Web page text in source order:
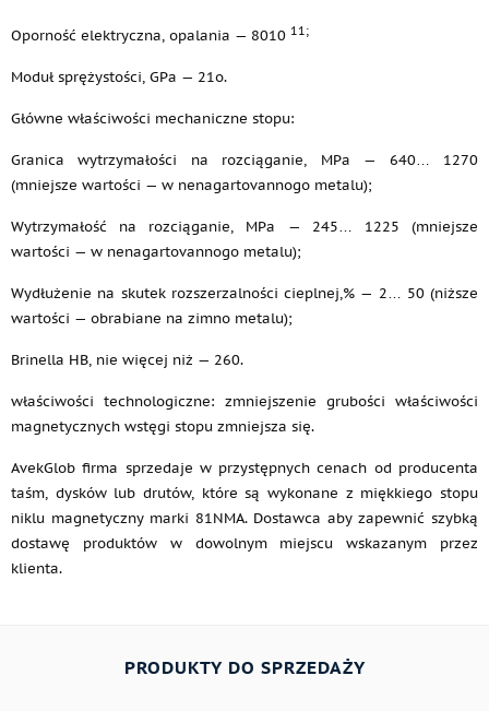
Oporność elektryczna, opalania — 8010 11;
Moduł sprężystości, GPa — 21o.
Główne właściwości mechaniczne stopu:
Granica wytrzymałości na rozciąganie, MPa — 640… 1270
(mniejsze wartości — w nenagartovannogo metalu);
Wytrzymałość na rozciąganie, MPa — 245… 1225 (mniejsze
wartości — w nenagartovannogo metalu);
Wydłużenie na skutek rozszerzalności cieplnej,% — 2… 50 (niższe
wartości — obrabiane na zimno metalu);
Brinella HB, nie więcej niż — 260.
właściwości technologiczne: zmniejszenie grubości właściwości
magnetycznych wstęgi stopu zmniejsza się.
AvekGlob firma sprzedaje w przystępnych cenach od producenta
taśm, dysków lub drutów, które są wykonane z miękkiego stopu
niklu magnetyczny marki 81NMA. Dostawca aby zapewnić szybką
dostawę produktów w dowolnym miejscu wskazanym przez
klienta.
PRODUKTY DO SPRZEDAŻY